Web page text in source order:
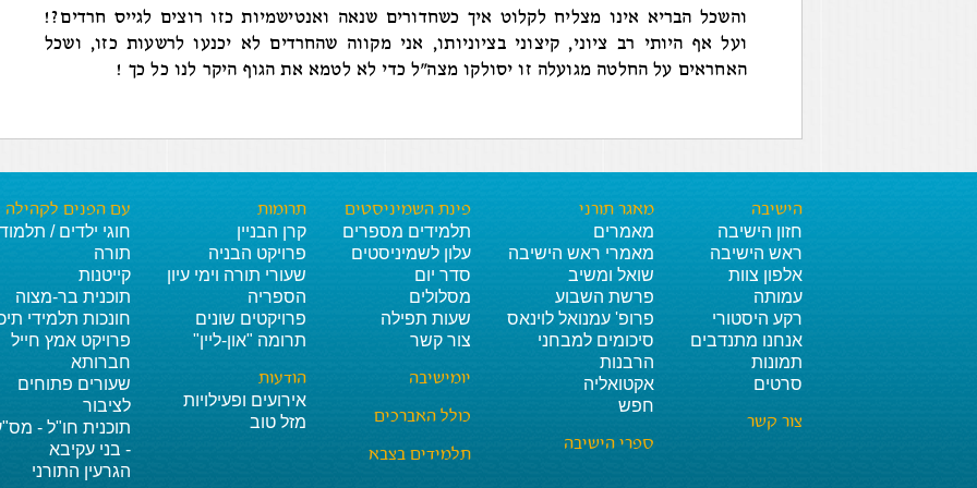
והשכל הבריא אינו מצליח לקלוט איך כשחדורים שנאה ואנטישמיות כזו רוצים לגייס חרדים?!
ועל אף היותי רב ציוני, קיצוני בציוניותו, אני מקווה שהחרדים לא יכנעו לרשעות כזו, ושכל
האחראים על החלטה מגועלה זו יסולקו מצה"ל כדי לא לטמא את הגוף היקר לנו כל כך !
הישיבה
חזון הישיבה
ראש הישיבה
אלפון צוות
עמותה
רקע היסטורי
אנחנו מתנדבים
תמונות
סרטים
צור קשר
מאגר תורני
מאמרים
מאמרי ראש הישיבה
שואל ומשיב
פרשת השבוע
פרופ' עמנואל לוינאס
סיכומים למבחני
הרבנות
אקטואליה
חפש
ספרי הישיבה
פינת השמיניסטים
תלמידים מספרים
עלון לשמיניסטים
סדר יום
מסלולים
שעות תפילה
צור קשר
יומישיבה
כולל האברכים
תלמידים בצבא
תרומות
קרן הבניין
פרויקט הבניה
שעורי תורה וימי עיון
הספריה
פרויקטים שונים
תרומה "און-ליין"
הודעות
אירועים ופעילויות
מזל טוב
עם הפנים לקהילה
חוגי ילדים / תלמוד
תורה
קייטנות
תוכנית בר-מצוה
חונכות תלמידי
פרויקט אמץ חייל
חברותא
שעורים פתוחים
לציבור
תוכנית חו"ל -
- בני עקיבא
הגרעין התורני